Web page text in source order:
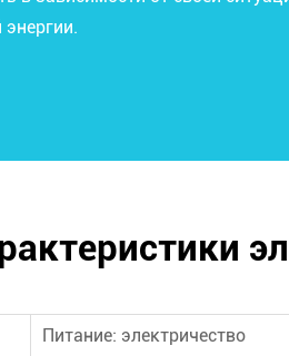
Питание: электричество